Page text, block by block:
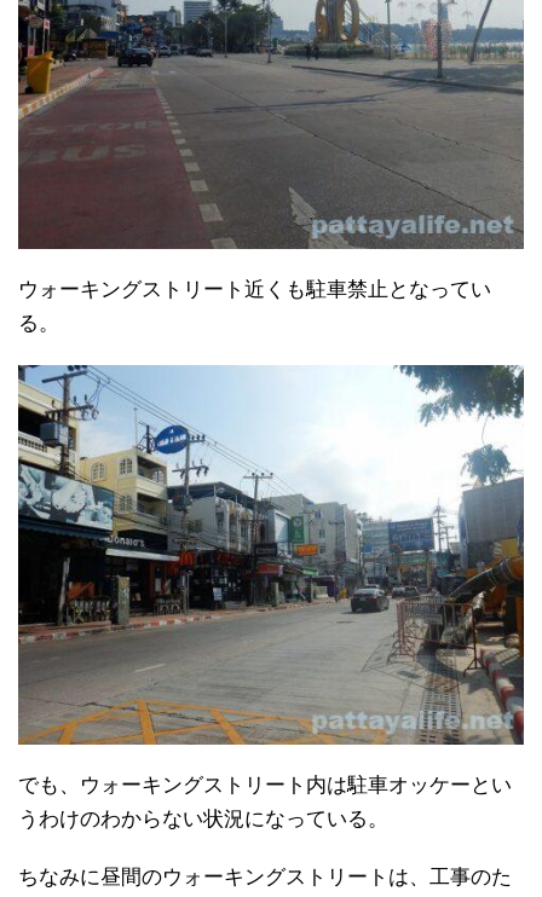
ウォーキングストリート近くも駐車禁止となってい
る。
でも、ウォーキングストリート内は駐車オッケーとい
うわけのわからない状況になっている。
ちなみに昼間のウォーキングストリートは、工事のた